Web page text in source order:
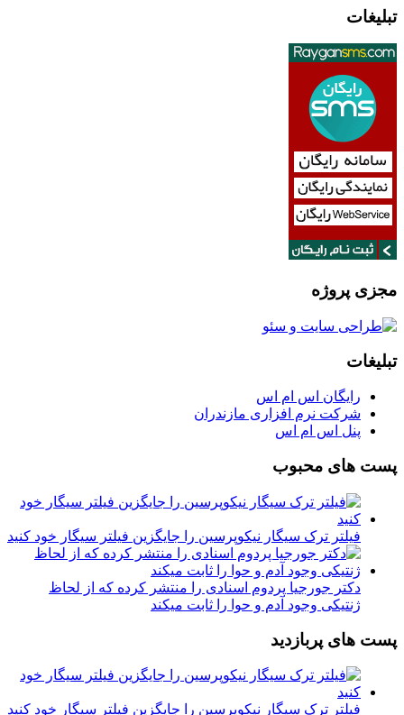
تبلیغات
مجزی پروژه
تبلیغات
رایگان اس ام اس
شرکت نرم افزاری مازندران
پنل اس ام اس
پست های محبوب
فیلتر ترک سیگار نیکوپرسین را جایگزین فیلتر سیگار خود کنید
دکتر جورجیا پردوم اسنادی را منتشر کرده که از لحاظ
ژنتیکی وجود آدم و حوا را ثابت میکند
پست های پربازدید
فیلتر ترک سیگار نیکوپرسین را جایگزین فیلتر سیگار خود کنید